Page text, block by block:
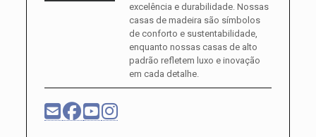
excelência e durabilidade. Nossas
casas de madeira são símbolos
de conforto e sustentabilidade,
enquanto nossas casas de alto
padrão refletem luxo e inovação
em cada detalhe.